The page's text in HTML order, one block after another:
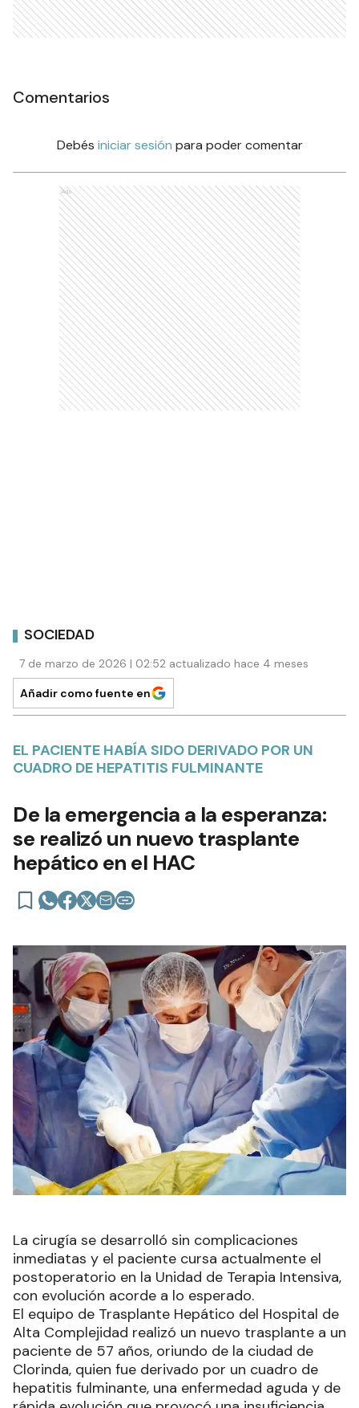
Comentarios
Debés iniciar sesión para poder comentar
Ads
SOCIEDAD
7 de marzo de 2026 | 02:52 actualizado hace 4 meses
Añadir como fuente en
EL PACIENTE HABÍA SIDO DERIVADO POR UN
CUADRO DE HEPATITIS FULMINANTE
De la emergencia a la esperanza:
se realizó un nuevo trasplante
hepático en el HAC
La cirugía se desarrolló sin complicaciones
inmediatas y el paciente cursa actualmente el
postoperatorio en la Unidad de Terapia Intensiva,
con evolución acorde a lo esperado.
El equipo de Trasplante Hepático del Hospital de
Alta Complejidad realizó un nuevo trasplante a un
paciente de 57 años, oriundo de la ciudad de
Clorinda, quien fue derivado por un cuadro de
hepatitis fulminante, una enfermedad aguda y de